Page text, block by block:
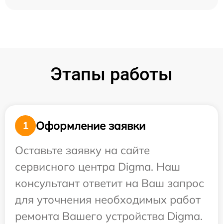
Этапы работы
1
Оформление заявки
Оставьте заявку на сайте
сервисного центра Digma. Наш
консультант ответит на Ваш запрос
для уточнения необходимых работ
ремонта Вашего устройства Digma.